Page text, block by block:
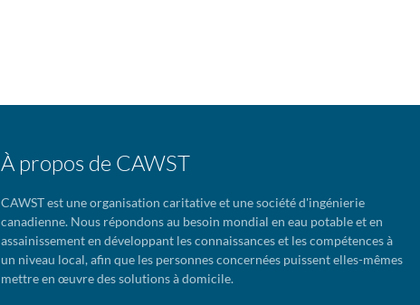
À propos de CAWST
CAWST est une organisation caritative et une société d'ingénierie
canadienne. Nous répondons au besoin mondial en eau potable et en
assainissement en développant les connaissances et les compétences à
un niveau local, afin que les personnes concernées puissent elles-mêmes
mettre en œuvre des solutions à domicile.